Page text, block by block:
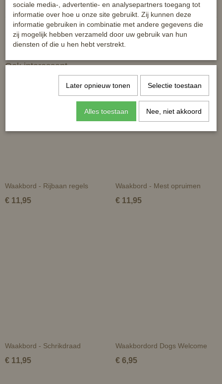
Ook interessant
Waakbord - Rijbaan regels
€ 11,95
Waakbord - Mest opruimen
€ 11,95
Waakbord - Schrikdraad
€ 11,95
Waakbordord Dogs Welcome
€ 6,95
sociale media-, advertentie- en analysepartners toegang tot
informatie over hoe u onze site gebruikt. Zij kunnen deze
informatie gebruiken in combinatie met andere gegevens die
zij mogelijk hebben verzameld door uw gebruik van hun
diensten of die u hen hebt verstrekt.
Later opnieuw tonen Selectie toestaan
Alles toestaan Nee, niet akkoord